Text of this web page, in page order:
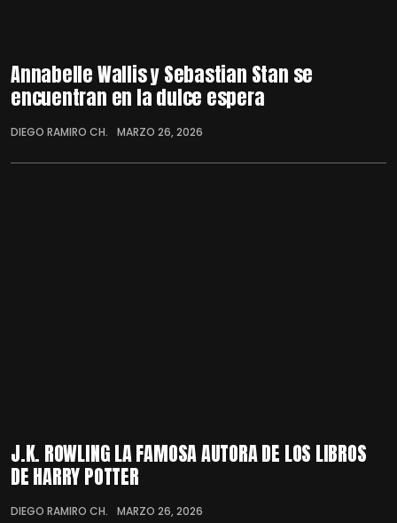
Annabelle Wallis y Sebastian Stan se
encuentran en la dulce espera
DIEGO RAMIRO CH. MARZO 26, 2026
J.K. ROWLING LA FAMOSA AUTORA DE LOS LIBROS
DE HARRY POTTER
DIEGO RAMIRO CH. MARZO 26, 2026